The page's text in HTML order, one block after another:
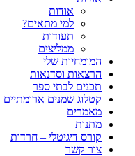
אודות
למי מתאים?
תעודות
ממליצים
המומחיות שלי
הרצאות וסדנאות
תכנים לבתי ספר
קטלוג שמנים ארומתיים
מאמרים
מתנות
קורס דיגיטלי – חרדות
צור קשר